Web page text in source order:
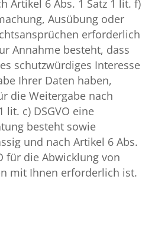
Artikel 6 Abs. 1 Satz 1 lit. f)
Ausübung oder
erforderlich
Annahme besteht, dass
schutzwürdiges Interesse
Ihrer Daten haben,
die Weitergabe nach
lit. c) DSGVO eine
besteht sowie
und nach Artikel 6 Abs.
für die Abwicklung von
mit Ihnen erforderlich ist.